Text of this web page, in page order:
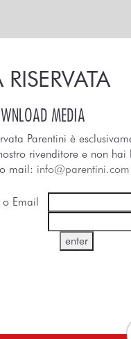
RISERVATA
MEDIA
Parentini è
rivenditore e non hai
mail: info@parentini.com
o Email